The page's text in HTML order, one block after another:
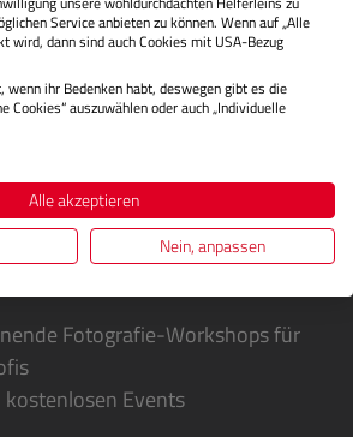
Cashbacks &
Fotografie-Workshops für
Events
Service anbieten zu können. Wenn auf „Alle
wird, dann sind auch Cookies mit USA-Bezug
ihr Bedenken habt, deswegen gibt es die
Cookies“ auszuwählen oder auch „Individuelle
Alle akzeptieren
Nein, anpassen